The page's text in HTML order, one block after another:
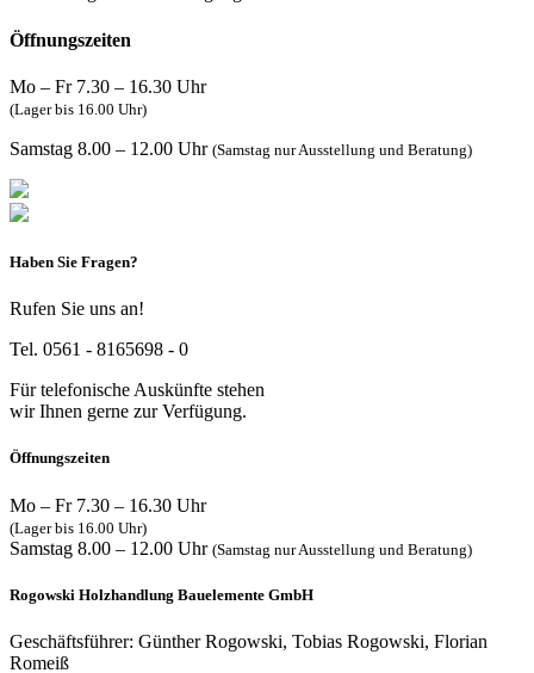
Öffnungszeiten
Mo – Fr 7.30 – 16.30 Uhr
(Lager bis 16.00 Uhr)
Samstag 8.00 – 12.00 Uhr (Samstag nur Ausstellung und Beratung)
Haben Sie Fragen?
Rufen Sie uns an!
Tel. 0561 - 8165698 - 0
Für telefonische Auskünfte stehen
wir Ihnen gerne zur Verfügung.
Öffnungszeiten
Mo – Fr 7.30 – 16.30 Uhr
(Lager bis 16.00 Uhr)
Samstag 8.00 – 12.00 Uhr (Samstag nur Ausstellung und Beratung)
Rogowski Holzhandlung Bauelemente GmbH
Geschäftsführer: Günther Rogowski, Tobias Rogowski, Florian
Romeiß